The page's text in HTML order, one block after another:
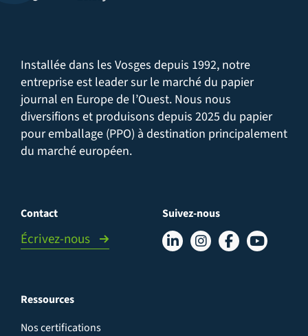
Installée dans les Vosges depuis 1992, notre
entreprise est leader sur le marché du papier
journal en Europe de l’Ouest. Nous nous
diversifions et produisons depuis 2025 du papier
pour emballage (PPO) à destination principalement
du marché européen.
Contact
Écrivez-nous
Suivez-nous
Ressources
Nos certifications